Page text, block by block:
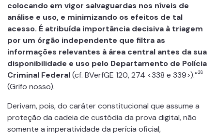
colocando em vigor salvaguardas nos níveis de
análise e uso, e minimizando os efeitos de tal
acesso. É atribuída importância decisiva à triagem
por um órgão independente que filtra as
informações relevantes à área central antes da sua
disponibilidade e uso pelo Departamento de Polícia
Criminal Federal(cf. BVerfGE 120, 274 <338 e 339>).”28
(Grifo nosso).
Derivam, pois, do caráter constitucional que assume a
proteção da cadeia de custódia da prova digital, não
somente a imperatividade da perícia oficial,